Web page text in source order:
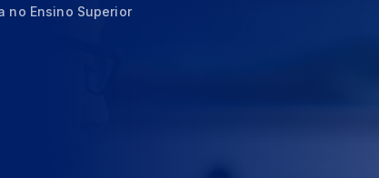
no Ensino Superior